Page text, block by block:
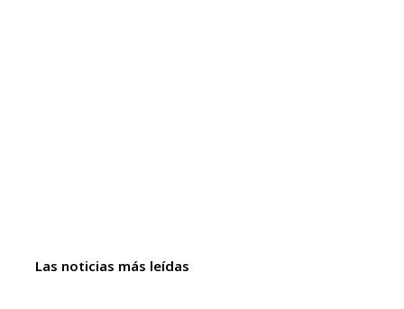
Las noticias más leídas